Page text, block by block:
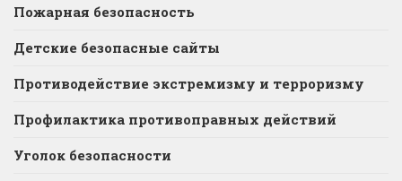
Пожарная безопасность
Детские безопасные сайты
Противодействие экстремизму и терроризму
Профилактика противоправных действий
Уголок безопасности